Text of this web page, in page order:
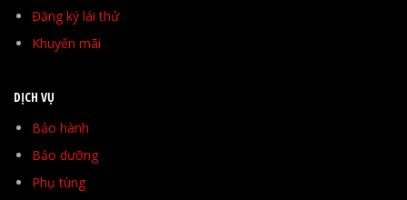
Đăng ký lái thử
Khuyến mãi
DỊCH VỤ
Bảo hành
Bảo dưỡng
Phụ tùng